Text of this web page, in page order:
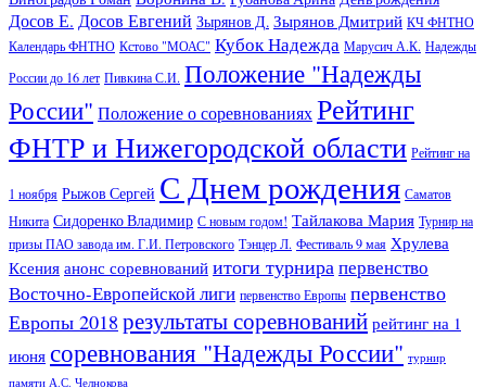
Досов Е. Досов Евгений Зырянов Д. Зырянов Дмитрий КЧ ФНТНО
Календарь ФНТНО Кстово "МОАС" Кубок Надежда Марусич А.К. Надежды
России до 16 лет Пивкина С.И. Положение "Надежды
России" Положение о соревнованияхРейтинг
ФНТР и Нижегородской области Рейтинг на
1 ноября Рыжов Сергей С Днем рождения Саматов
Никита Сидоренко Владимир С новым годом! Тайлакова Мария Турнир на
призы ПАО завода им. Г.И. Петровского Тэнцер Л. Фестиваль 9 мая Хрулева
Ксения анонс соревнований итоги турнирапервенство
Восточно-Европейской лиги первенство Европы первенство
Европы 2018 результаты соревнований рейтинг на 1
июня соревнования "Надежды России" турнир
памяти А.С. Челнокова